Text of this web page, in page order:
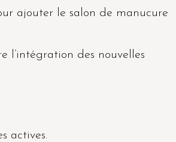
ajouter le salon de manucure
l’intégration des nouvelles
actives.